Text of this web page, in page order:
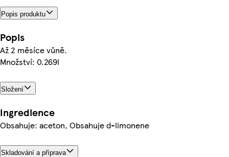
Popis produktu
Popis
Až 2 měsíce vůně.
Množství: 0.269l
Složení
Ingredience
Obsahuje: aceton, Obsahuje d-limonene
Skladování a příprava